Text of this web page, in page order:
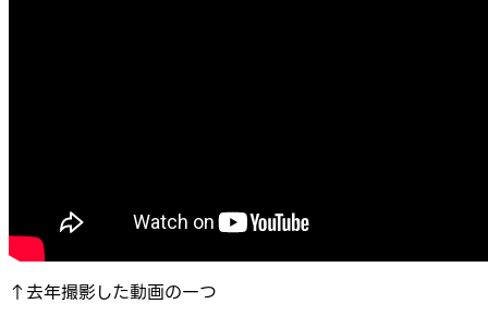
↑去年撮影した動画の一つ